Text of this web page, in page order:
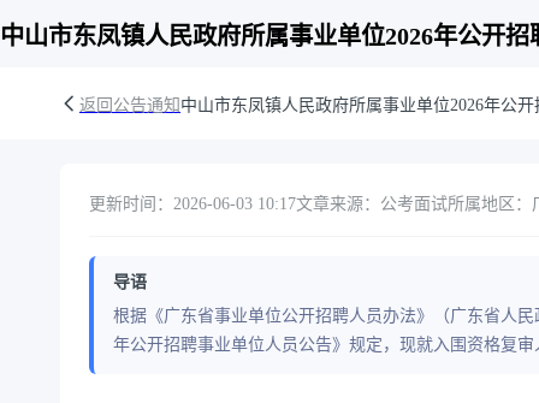
中山市东凤镇人民政府所属事业单位2026年公开
返回公告通知 中山市东凤镇人民政府所属事业单位2026年公
更新时间：2026-06-03 10:17文章来源：公考面试所属地区：
导语
根据《广东省事业单位公开招聘人员办法》（广东省人
年公开招聘事业单位人员公告》规定，现就入围资格复